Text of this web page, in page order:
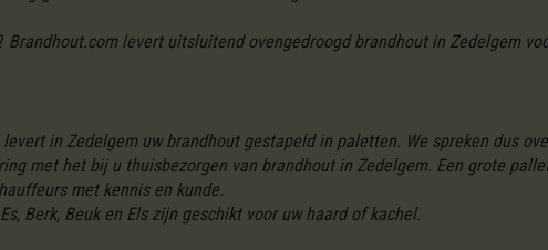
Brandhout.com levert uitsluitend ovengedroogd brandhout in Zedelgem
in Zedelgem uw brandhout gestapeld in paletten. We spreken dus
met het bij u thuisbezorgen van brandhout in Zedelgem. Een grote
met kennis en kunde.
Berk, Beuk en Els zijn geschikt voor uw haard of kachel.